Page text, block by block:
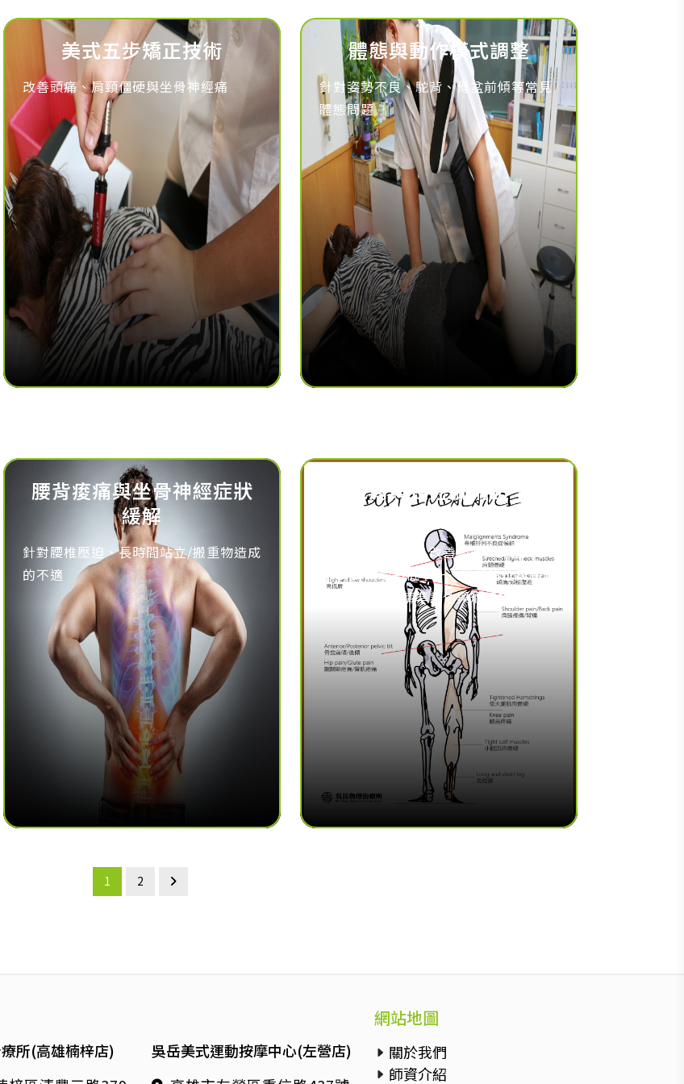
美式五步矯正技術
改善頭痛、肩頸僵硬與坐骨神經痛
體態與動作模式調整
針對姿勢不良、駝背、骨盆前傾等常見
體態問題
腰背痠痛與坐骨神經症狀
緩解
針對腰椎壓迫、長時間站立/搬重物造成
的不適
高低肩與長短腳矯正｜專
業結構調整，恢復體態平
衡
結構不平衡調整｜改善肩胛與骨盆對稱
性 針對肩膀高低不一、骨盆錯位與長短
腳現象，透過精準評估與矯正技術，重
建身體平衡，減少關節負擔與代償性疼
痛。
1 2
所(高雄楠梓店)
吳岳美式運動按摩中心(左營店)
網站地圖
關於我們
師資介紹